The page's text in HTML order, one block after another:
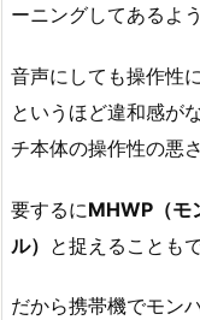
ーニングしてあるよ
音声にしても操作性
というほど違和感が
チ本体の操作性の悪
要するにMHWP（モ
ル） と捉えることも
だから携帯機でモン